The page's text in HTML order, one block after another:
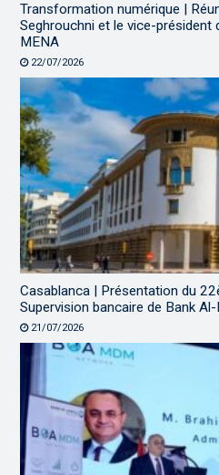
Transformation numérique |
Seghrouchni et le vice-président
MENA
22/07/2026
Casablanca | Présentation du
Supervision bancaire de Bank
21/07/2026